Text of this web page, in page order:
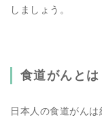
しましょう。
食道がんとは
日本人の食道がん